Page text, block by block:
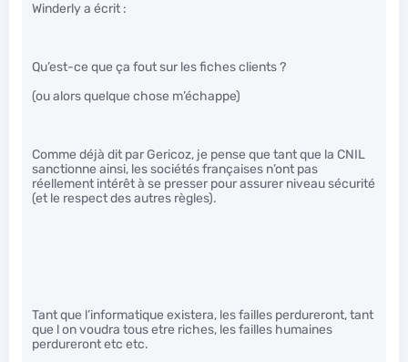
Winderly a écrit :
Qu’est-ce que ça fout sur les fiches clients ?
(ou alors quelque chose m’échappe)
Comme déjà dit par Gericoz, je pense que tant que la CNIL
sanctionne ainsi, les sociétés françaises n’ont pas
réellement intérêt à se presser pour assurer niveau sécurité
(et le respect des autres règles).
Tant que l’informatique existera, les failles perdureront, tant
que l on voudra tous etre riches, les failles humaines
perdureront etc etc.